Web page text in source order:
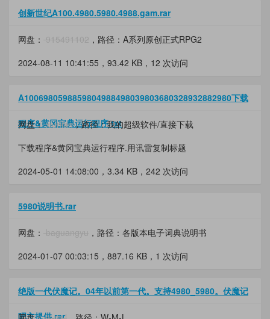
创新世纪A100.4980.5980.4988.gam.rar
网盘： 915491102 ，路径：A系列原创正式RPG2
2024-08-11 10:41:55， 93.42 KB ，12 次访问
A1006980598859804988498039803680328932882980下载
程序&黄冈宝典运行程序.txt
网盘：xiunian，路径：我的超级软件/直接下载
下载程序&黄冈宝典运行程序.用讯雷复制标题
2024-05-01 14:08:00， 3.34 KB ，242 次访问
5980说明书.rar
网盘： baguangyu ，路径：各版本电子词典说明书
2024-01-07 00:03:15， 887.16 KB ，1 次访问
绝版一代伏魔记。04年以前第一代。支持4980_5980。伏魔记
吧主提供.rar